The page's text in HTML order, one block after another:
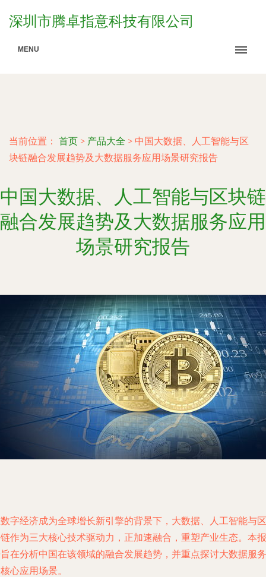
深圳市腾卓指意科技有限公司
MENU
当前位置： 首页 > 产品大全 > 中国大数据、人工智能与区
块链融合发展趋势及大数据服务应用场景研究报告
中国大数据、人工智能与区块链
融合发展趋势及大数据服务应用
场景研究报告
字经济成为全球增长新引擎的背景下，大数据、人工智能与区
作为三大核心技术驱动力，正加速融合，重塑产业生态。本报
在分析中国在该领域的融合发展趋势，并重点探讨大数据服务
心应用场景。